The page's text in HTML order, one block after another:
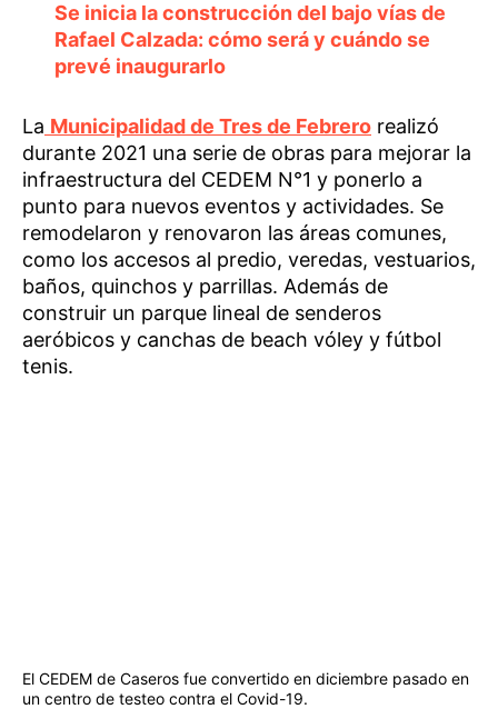
Se inicia la construcción del bajo vías de
Rafael Calzada: cómo será y cuándo se
prevé inaugurarlo
La Municipalidad de Tres de Febrero realizó
durante 2021 una serie de obras para mejorar la
infraestructura del CEDEM N°1 y ponerlo a
punto para nuevos eventos y actividades. Se
remodelaron y renovaron las áreas comunes,
como los accesos al predio, veredas, vestuarios,
baños, quinchos y parrillas. Además de
construir un parque lineal de senderos
aeróbicos y canchas de beach vóley y fútbol
tenis.
El CEDEM de Caseros fue convertido en diciembre pasado en
un centro de testeo contra el Covid-19.